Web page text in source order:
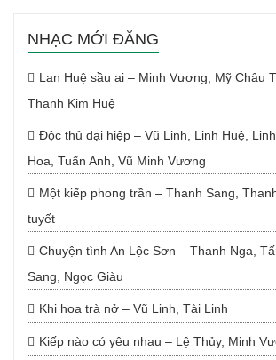
NHẠC MỚI ĐĂNG
Lan Huệ sầu ai – Minh Vương, Mỹ Châu
Thanh Kim Huệ
Độc thủ đại hiệp – Vũ Linh, Linh Huệ,
Hoa, Tuấn Anh, Vũ Minh Vương
Một kiếp phong trần – Thanh Sang,
tuyết
Chuyện tình An Lộc Sơn – Thanh Nga,
Sang, Ngọc Giàu
Khi hoa trà nở – Vũ Linh, Tài Linh
Kiếp nào có yêu nhau – Lệ Thủy, Minh